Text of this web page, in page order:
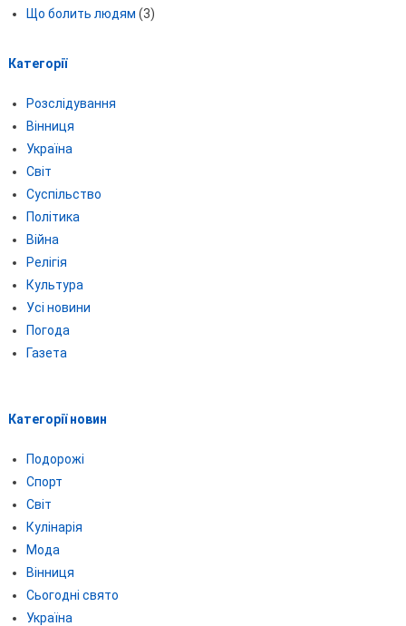
Що болить людям (3)
Категорії
Розслідування
Вінниця
Україна
Світ
Суспільство
Політика
Війна
Релігія
Культура
Усі новини
Погода
Газета
Категорії новин
Подорожі
Спорт
Світ
Кулінарія
Мода
Вінниця
Сьогодні свято
Україна